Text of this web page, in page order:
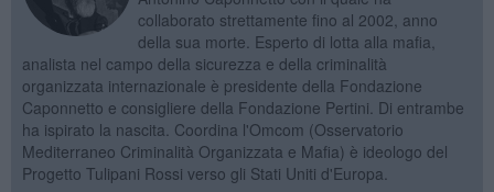
collaborato strettamente fino al 2002, anno
della sua morte. Esperto di lotta alla mafia,
analista nel campo della sicurezza e della criminalità
organizzata internazionale è presidente della Fondazione
Caponnetto e consigliere della Fondazione Pertini. Di entrambe
ha ispirato la nascita. Coordina l'Omcom (Osservatorio
Mediterraneo Criminalità Organizzata e Mafia) è ideologo del
Progetto Tulipani Rossi verso gli Stati Uniti d'Europa.